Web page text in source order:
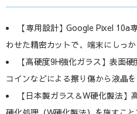
【専用設計】Google Pixel 10a
わせた精密カットで、端末にしっか
【高硬度9H強化ガラス】表面
コインなどによる擦り傷から液晶
【日本製ガラス＆W硬化製法】